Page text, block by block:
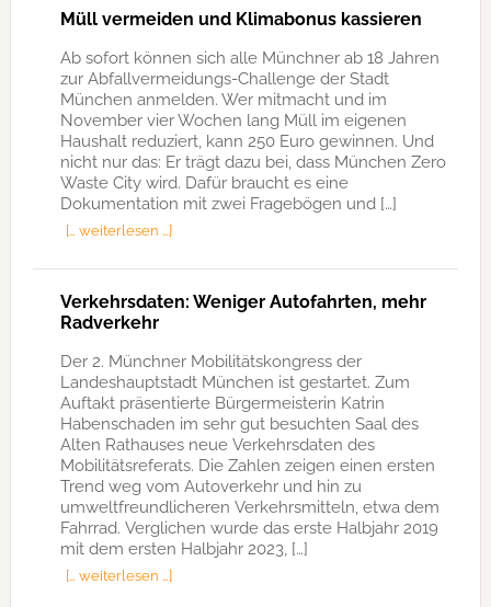
Müll vermeiden und Klimabonus kassieren
Ab sofort können sich alle Münchner ab 18 Jahren
zur Abfallvermeidungs-Challenge der Stadt
München anmelden. Wer mitmacht und im
November vier Wochen lang Müll im eigenen
Haushalt reduziert, kann 250 Euro gewinnen. Und
nicht nur das: Er trägt dazu bei, dass München Zero
Waste City wird. Dafür braucht es eine
Dokumentation mit zwei Fragebögen und […]
[… weiterlesen …]
Verkehrsdaten: Weniger Autofahrten, mehr
Radverkehr
Der 2. Münchner Mobilitätskongress der
Landeshauptstadt München ist gestartet. Zum
Auftakt präsentierte Bürgermeisterin Katrin
Habenschaden im sehr gut besuchten Saal des
Alten Rathauses neue Verkehrsdaten des
Mobilitätsreferats. Die Zahlen zeigen einen ersten
Trend weg vom Autoverkehr und hin zu
umweltfreundlicheren Verkehrsmitteln, etwa dem
Fahrrad. Verglichen wurde das erste Halbjahr 2019
mit dem ersten Halbjahr 2023, […]
[… weiterlesen …]